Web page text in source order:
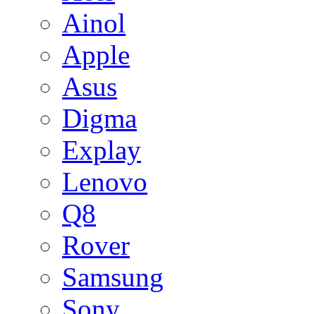
Ainol
Apple
Asus
Digma
Explay
Lenovo
Q8
Rover
Samsung